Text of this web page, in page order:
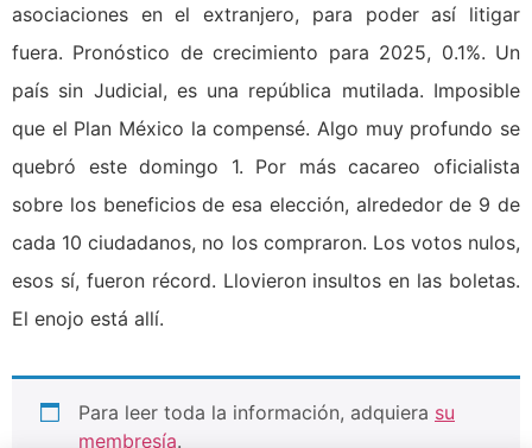
asociaciones en el extranjero, para poder así litigar
fuera. Pronóstico de crecimiento para 2025, 0.1%. Un
país sin Judicial, es una república mutilada. Imposible
que el Plan México la compensé. Algo muy profundo se
quebró este domingo 1. Por más cacareo oficialista
sobre los beneficios de esa elección, alrededor de 9 de
cada 10 ciudadanos, no los compraron. Los votos nulos,
esos sí, fueron récord. Llovieron insultos en las boletas.
El enojo está allí.
Para leer toda la información, adquiera su
membresía.